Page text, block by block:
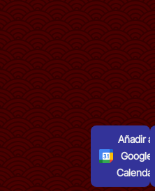
Añadir al
Google
Calendar